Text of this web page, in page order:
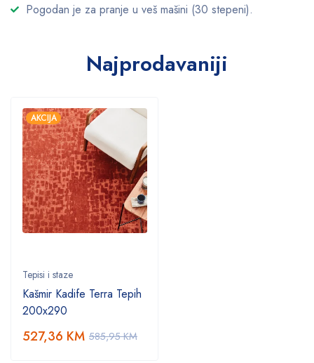
Pogodan je za pranje u veš mašini (30 stepeni).
Najprodavaniji
AKCIJA
Tepisi i staze
Kašmir Kadife Terra Tepih
200x290
585,95KM
527,36 KM